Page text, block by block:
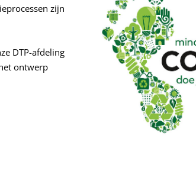
zijn
DTP-afdeling
ontwerp